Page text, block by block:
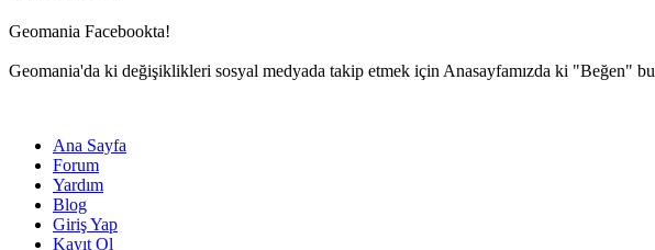
Geomania Facebookta!
Geomania'da ki değişiklikleri sosyal medyada takip etmek için Anasayfamızda ki "Beğen"
Ana Sayfa
Forum
Yardım
Blog
Giriş Yap
Kayıt Ol